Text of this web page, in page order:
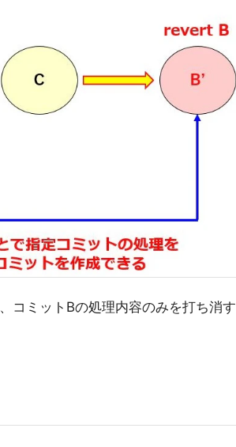
コミットBの処理内容のみを打ち消す